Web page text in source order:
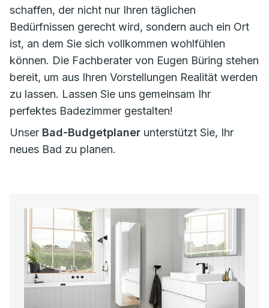
schaffen, der nicht nur Ihren täglichen
Bedürfnissen gerecht wird, sondern auch ein Ort
ist, an dem Sie sich vollkommen wohlfühlen
können. Die Fachberater von Eugen Büring stehen
bereit, um aus Ihren Vorstellungen Realität werden
zu lassen. Lassen Sie uns gemeinsam Ihr
perfektes Badezimmer gestalten!
Unser Bad-Budgetplaner unterstützt Sie, Ihr
neues Bad zu planen.